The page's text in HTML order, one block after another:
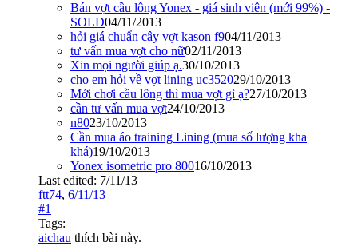
Bán vợt cầu lông Yonex - giá sinh viên (mới 99%) -
SOLD04/11/2013
hỏi giá chuẩn cây vợt kason f904/11/2013
tư vấn mua vợt cho nữ02/11/2013
Xin mọi người giúp ạ.30/10/2013
cho em hỏi về vợt lining uc352029/10/2013
Mới chơi cầu lông thì mua vợt gì ạ?27/10/2013
cần tư vấn mua vợt24/10/2013
n8023/10/2013
Cần mua áo training Lining (mua số lượng kha
khá)19/10/2013
Yonex isometric pro 80016/10/2013
Last edited: 7/11/13
ftt74, 6/11/13
#1
Tags:
aichau thích bài này.